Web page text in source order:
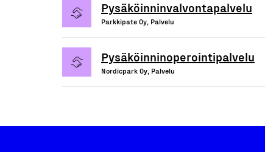
Pysäköinninvalvontapalvelu
Parkkipate Oy, Palvelu
Pysäköinninoperointipalvelu
Nordicpark Oy, Palvelu